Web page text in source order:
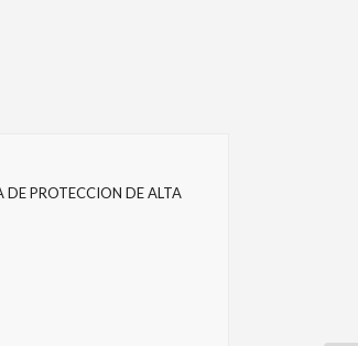
PROTECCION DE ALTA